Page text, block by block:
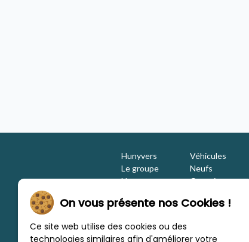
Hunyvers
Le groupe
Nos engagements
Nous rejoindre
Nos marques
Véhicules
Neufs
Occasions
Location
Estimation /
On vous présente nos Cookies !
Ce site web utilise des cookies ou des
technologies similaires afin d'améliorer votre